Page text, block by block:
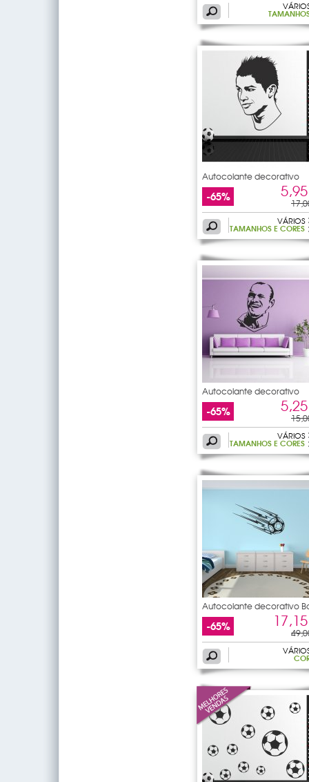
Autocolante decorativo
-65%
VÁRIOS
TAMANHOS E CORES
Autocolante decorativo
wayne
-65%
VÁRIOS
TAMANHOS E CORES
Autocolante decorativo
de
-65%